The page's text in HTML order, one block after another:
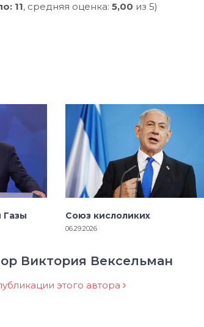
11, средняя оценка: 5,00 из 5)
Газы Союз кислоликих
06.29.2026
Виктория Вексельман
этого автора